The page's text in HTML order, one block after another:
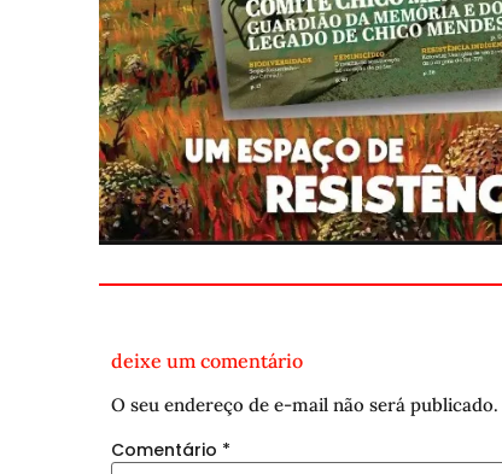
deixe um comentário
O seu endereço de e-mail não será publicado.
Comentário *